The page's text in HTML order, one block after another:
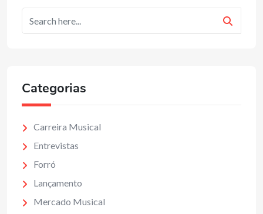
Categorias
Carreira Musical
Entrevistas
Forró
Lançamento
Mercado Musical